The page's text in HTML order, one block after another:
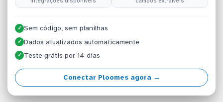
✓ Sem código, sem planilhas
✓ Dados atualizados automaticamente
✓ Teste grátis por 14 dias
Conectar Ploomes agora →